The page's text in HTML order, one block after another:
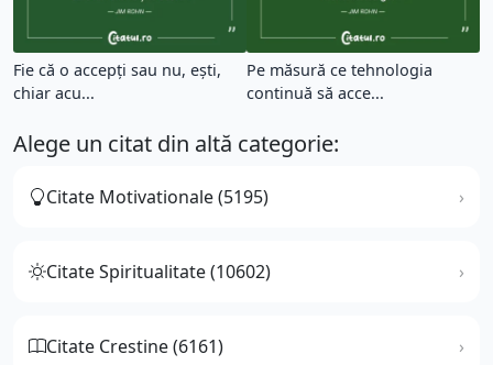
Fie că o accepţi sau nu, eşti,
chiar acu...
Pe măsură ce tehnologia
continuă să acce...
Alege un citat din altă categorie:
Citate Motivationale (5195)
Citate Spiritualitate (10602)
Citate Crestine (6161)